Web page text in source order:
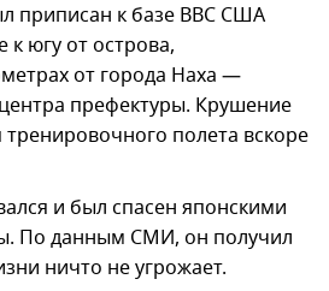
приписан к базе ВВС США
к югу от острова,
от города Наха —
префектуры. Крушение
полета вскоре
и был спасен японскими
По данным СМИ, он получил
ничто не угрожает.